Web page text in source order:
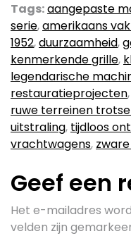
Tags:aangepaste
serie,amerikaans
1952,duurzaamheid,
kenmerkende grille,
legendarische
restauratieprojecten,
ruwe terreinen
uitstraling, tijdloos
vrachtwagens,
Geef een
Het e-mailadres
velden zijn